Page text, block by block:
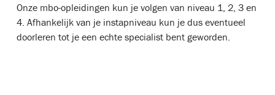
Onze mbo-opleidingen kun je volgen van niveau 1, 2, 3 en
4. Afhankelijk van je instapniveau kun je dus eventueel
doorleren tot je een echte specialist bent geworden.